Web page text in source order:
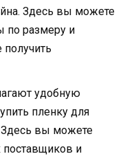
Здесь вы можете
по размеру и
получить
удобную
пленку для
Здесь вы можете
поставщиков и